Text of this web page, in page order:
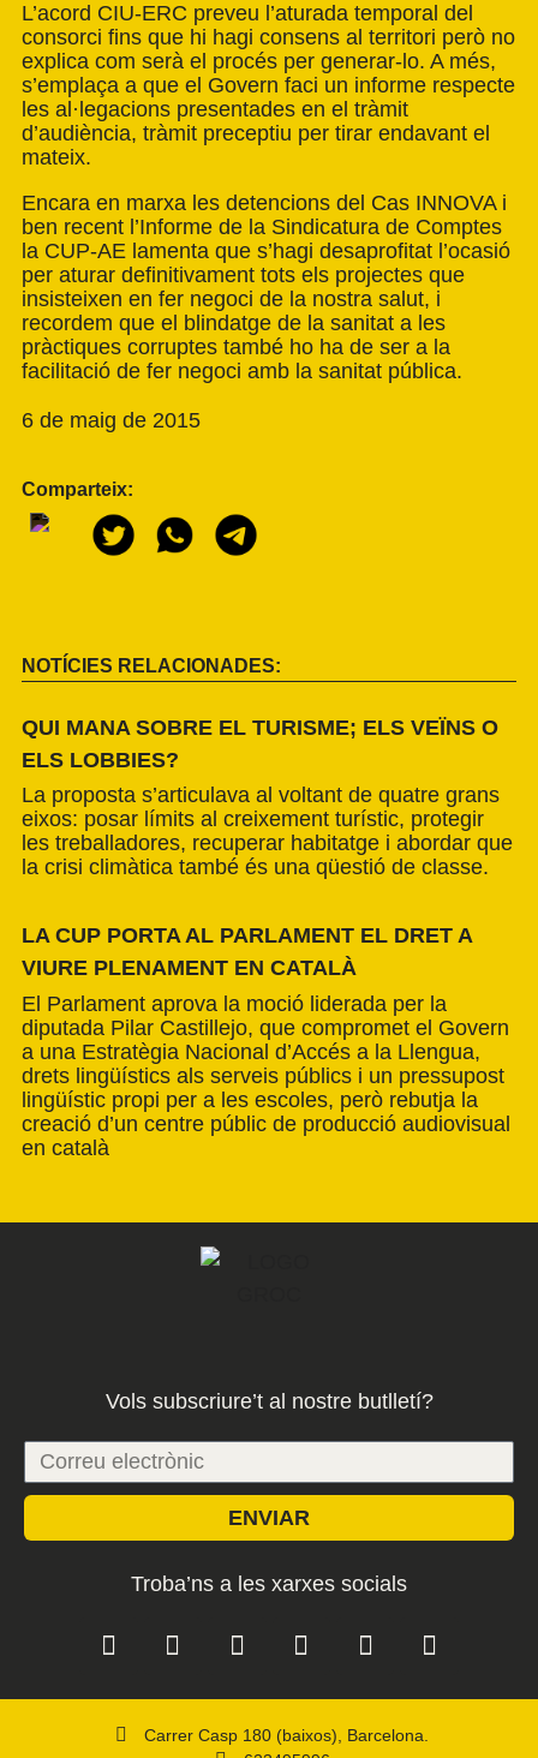
L’acord CIU-ERC preveu l’aturada temporal del
consorci fins que hi hagi consens al territori però no
explica com serà el procés per generar-lo. A més,
s’emplaça a que el Govern faci un informe respecte
les al·legacions presentades en el tràmit
d’audiència, tràmit preceptiu per tirar endavant el
mateix.
Encara en marxa les detencions del Cas INNOVA i
ben recent l’Informe de la Sindicatura de Comptes
la CUP-AE lamenta que s’hagi desaprofitat l’ocasió
per aturar definitivament tots els projectes que
insisteixen en fer negoci de la nostra salut, i
recordem que el blindatge de la sanitat a les
pràctiques corruptes també ho ha de ser a la
facilitació de fer negoci amb la sanitat pública.
6 de maig de 2015
Comparteix:
NOTÍCIES RELACIONADES:
QUI MANA SOBRE EL TURISME; ELS VEÏNS O
ELS LOBBIES?
La proposta s’articulava al voltant de quatre grans
eixos: posar límits al creixement turístic, protegir
les treballadores, recuperar habitatge i abordar que
la crisi climàtica també és una qüestió de classe.
LA CUP PORTA AL PARLAMENT EL DRET A
VIURE PLENAMENT EN CATALÀ
El Parlament aprova la moció liderada per la
diputada Pilar Castillejo, que compromet el Govern
a una Estratègia Nacional d’Accés a la Llengua,
drets lingüístics als serveis públics i un pressupost
lingüístic propi per a les escoles, però rebutja la
creació d’un centre públic de producció audiovisual
en català
Vols subscriure’t al nostre butlletí?
ENVIAR
Troba’ns a les xarxes socials
Carrer Casp 180 (baixos), Barcelona.